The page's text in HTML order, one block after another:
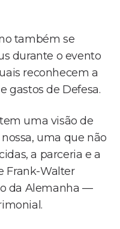
também se
durante o evento
reconhecem a
gastos de Defesa.
uma visão de
uma que não
a parceria e a
Frank-Walter
da Alemanha —